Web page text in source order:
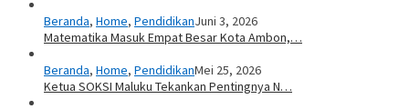
Beranda, Home, PendidikanJuni 3, 2026
Matematika Masuk Empat Besar Kota Ambon,…
Beranda, Home, PendidikanMei 25, 2026
Ketua SOKSI Maluku Tekankan Pentingnya N…